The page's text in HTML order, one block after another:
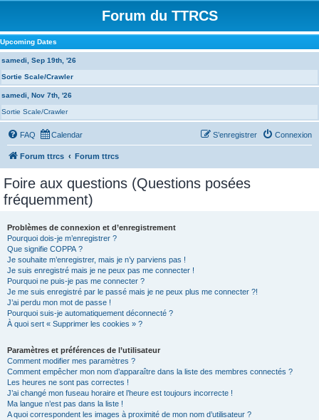
Forum du TTRCS
Upcoming Dates
samedi, Sep 19th, '26
Sortie Scale/Crawler
samedi, Nov 7th, '26
Sortie Scale/Crawler
FAQ Calendar Connexion
S’enregistrer
Forum ttrcs Forum ttrcs
Foire aux questions (Questions posées
fréquemment)
Problèmes de connexion et d’enregistrement
Pourquoi dois-je m’enregistrer ?
Que signifie COPPA ?
Je souhaite m’enregistrer, mais je n’y parviens pas !
Je suis enregistré mais je ne peux pas me connecter !
Pourquoi ne puis-je pas me connecter ?
Je me suis enregistré par le passé mais je ne peux plus me connecter ?!
J’ai perdu mon mot de passe !
Pourquoi suis-je automatiquement déconnecté ?
À quoi sert « Supprimer les cookies » ?
Paramètres et préférences de l’utilisateur
Comment modifier mes paramètres ?
Comment empêcher mon nom d’apparaître dans la liste des membres connectés ?
Les heures ne sont pas correctes !
J’ai changé mon fuseau horaire et l’heure est toujours incorrecte !
Ma langue n’est pas dans la liste !
A quoi correspondent les images à proximité de mon nom d’utilisateur ?